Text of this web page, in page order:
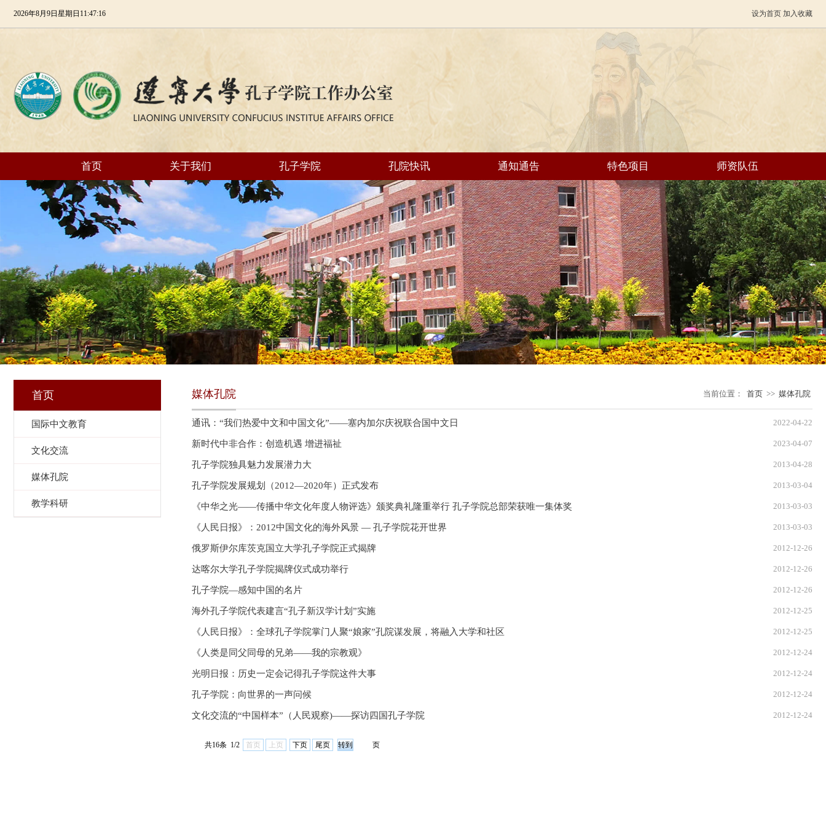
2026年8月9日星期日11:47:17 设为首页 加入收藏
首页 关于我们 孔子学院 孔院快讯 通知通告 特色项目 师资队伍
首页
国际中文教育
文化交流
媒体孔院
教学科研
当前位置： 首页 >> 媒体孔院
媒体孔院
2022-04-22
通讯：“我们热爱中文和中国文化”——塞内加尔庆祝联合国中文日
2023-04-07
新时代中非合作：创造机遇 增进福祉
2013-04-28
孔子学院独具魅力发展潜力大
2013-03-04
孔子学院发展规划（2012—2020年）正式发布
2013-03-03
《中华之光——传播中华文化年度人物评选》颁奖典礼隆重举行 孔子学院总部荣获唯一集体奖
2013-03-03
《人民日报》：2012中国文化的海外风景 — 孔子学院花开世界
2012-12-26
俄罗斯伊尔库茨克国立大学孔子学院正式揭牌
2012-12-26
达喀尔大学孔子学院揭牌仪式成功举行
2012-12-26
孔子学院—感知中国的名片
2012-12-25
海外孔子学院代表建言“孔子新汉学计划”实施
2012-12-25
《人民日报》：全球孔子学院掌门人聚“娘家”孔院谋发展，将融入大学和社区
2012-12-24
《人类是同父同母的兄弟——我的宗教观》
2012-12-24
光明日报：历史一定会记得孔子学院这件大事
2012-12-24
孔子学院：向世界的一声问候
2012-12-24
文化交流的“中国样本”（人民观察)——探访四国孔子学院
共16条 1/2 首页 上页 下页 尾页 页